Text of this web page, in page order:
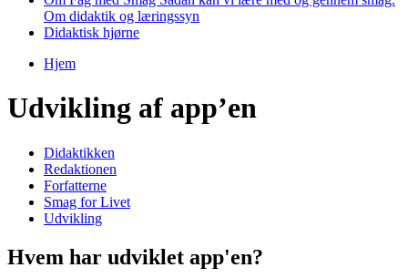
Om didaktik og læringssyn
Didaktisk hjørne
Hjem
Udvikling af app’en
Didaktikken
Redaktionen
Forfatterne
Smag for Livet
Udvikling
Hvem har udviklet app'en?